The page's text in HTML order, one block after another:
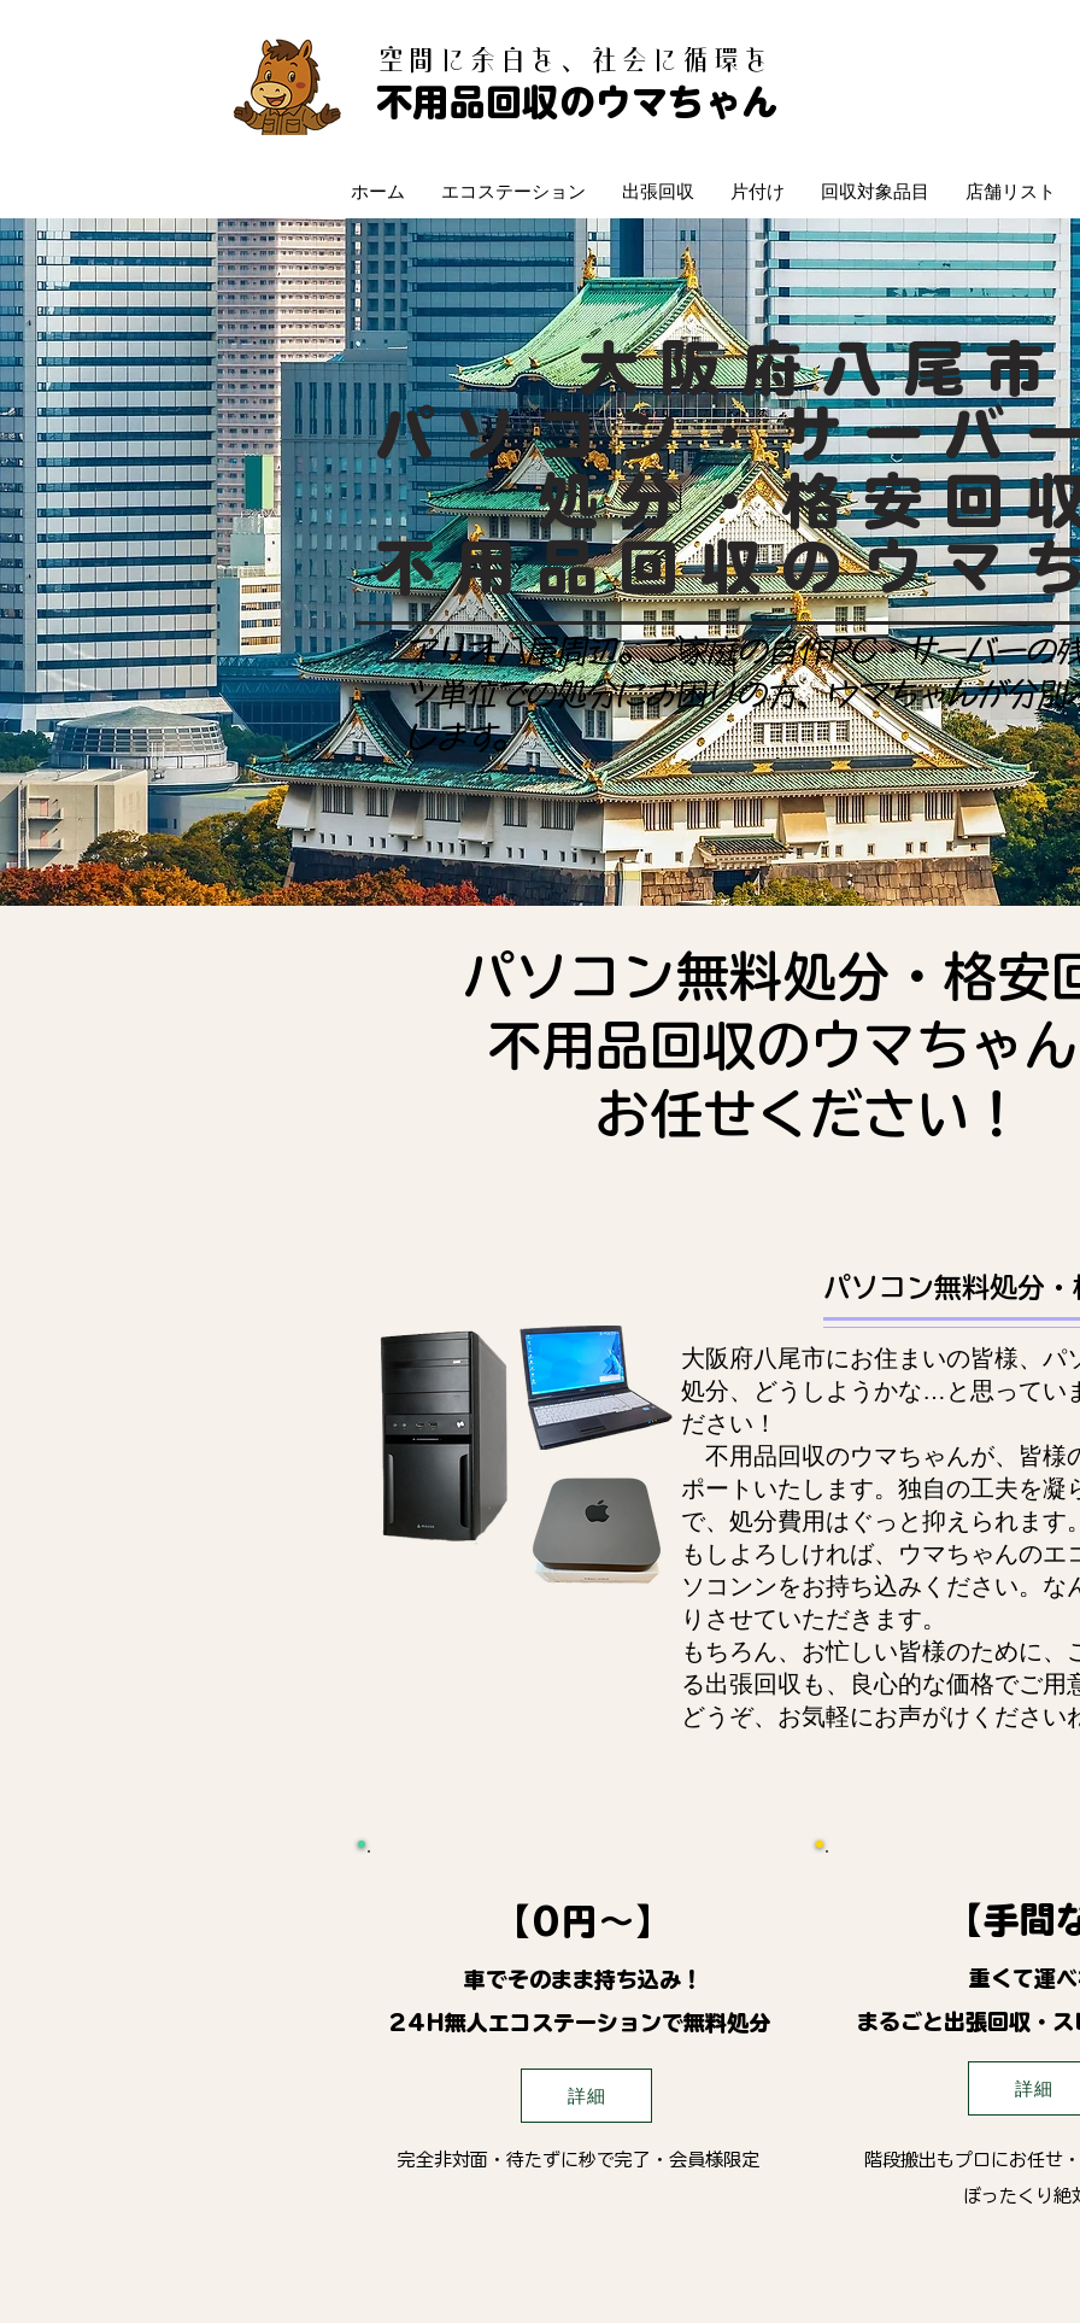
​空間に余白を、社会に循環を
不用品回収のウマちゃん
ホーム エコステーション 出張回収 片付け 回収対象品目 店舗リスト
大阪府八尾市
パソコン・サーバ
処分・格安回
不用品回収のウマ
アリオ八尾周辺。ご家庭の自作PC・サーバーの
ツ単位での処分にお困りの方、ウマちゃんが分別
します。
パソコン無料処分・格安
不用品回収のウマちゃ
お任せください！
パソコン無料処分
大阪府八尾市にお住まいの皆様、パ
処分、どうしようかな…と思ってい
ださい！
不用品回収のウマちゃんが、皆様
ポートいたします。独自の工夫を凝
で、処分費用はぐっと抑えられます
もしよろしければ、ウマちゃんのエ
ソコンンをお持ち込みください。な
りさせていただきます。
もちろん、お忙しい皆様のために、
る出張回収も、良心的な価格でご用
どうぞ、お気軽にお声がけください
【0円～】
車でそのまま持ち込み！
24H無人エコステーションで無料処分
詳細
完全非対面・待たずに秒で完了・会員様限定
【手間
重くて運
まるごと出張回収・
詳細
階段搬出もプロにお任せ
ぼったくり絶